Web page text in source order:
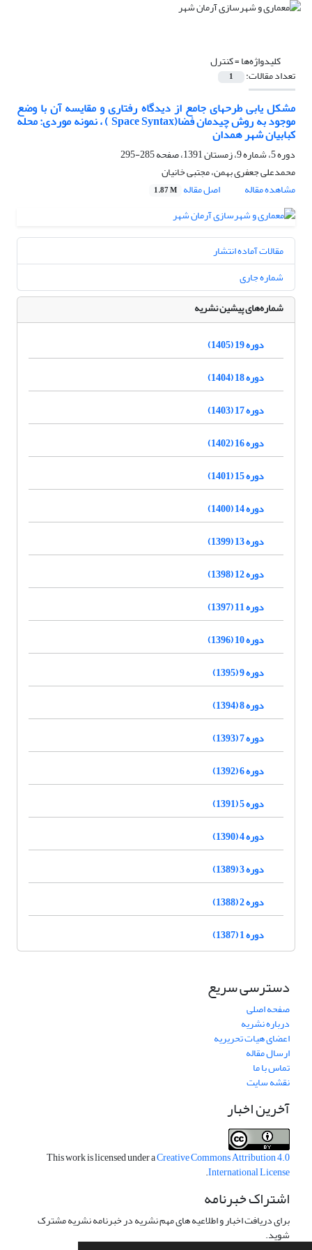
کلیدواژه‌ها =کنترل
تعداد مقالات: 1
مشکل یابی طرحهای جامع از دیدگاه رفتاری و مقایسه آن با وضع
موجود به روش چیدمان فضا(Space Syntax ) ، نمونه موردی: محله
کبابیان شهر همدان
دوره 5، شماره 9، زمستان 1391، صفحه
285-295
محمدعلی جعفری بهمن، مجتبی خانیان
مشاهده مقاله
اصل مقاله 1.87 M
مقالات آماده انتشار
شماره جاری
شماره‌های پیشین نشریه
دوره 19 (1405)
دوره 18 (1404)
دوره 17 (1403)
دوره 16 (1402)
دوره 15 (1401)
دوره 14 (1400)
دوره 13 (1399)
دوره 12 (1398)
دوره 11 (1397)
دوره 10 (1396)
دوره 9 (1395)
دوره 8 (1394)
دوره 7 (1393)
دوره 6 (1392)
دوره 5 (1391)
دوره 4 (1390)
دوره 3 (1389)
دوره 2 (1388)
دوره 1 (1387)
دسترسی سریع
صفحه اصلی
درباره نشریه
اعضای هیات تحریریه
ارسال مقاله
تماس با ما
نقشه سایت
آخرین اخبار
This work is licensed under aCreative Commons Attribution 4.0
International License
.
اشتراک خبرنامه
برای دریافت اخبار و اطلاعیه های مهم نشریه در خبرنامه نشریه مشترک
شوید.